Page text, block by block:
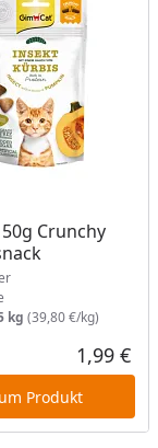
Crunchy
Lager
kg (39,80 €/kg)
1,99 €
Produkt